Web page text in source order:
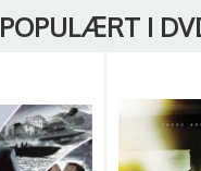
POPULÆRT I